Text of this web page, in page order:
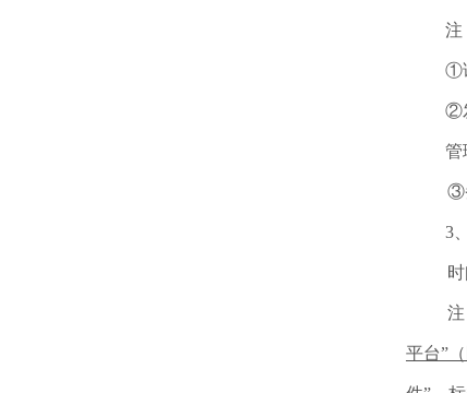
注
①
②
管
③
3
时
平台”